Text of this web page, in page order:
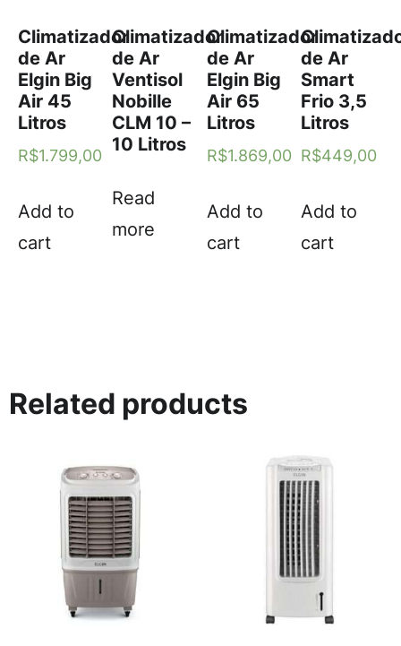
Climatizador
de Ar
Elgin Big
Air 45
Litros
R$1.799,00
Add to
cart
Climatizador
de Ar
Ventisol
Nobille
CLM 10 –
10 Litros
Read
more
Climatizador
de Ar
Elgin Big
Air 65
Litros
R$1.869,00
Add to
cart
de Ar
Smart
Frio 3,5
Litros
R$449,00
Add to
cart
Related products